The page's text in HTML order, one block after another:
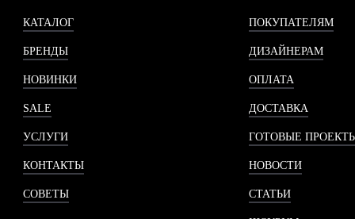
КАТАЛОГ
БРЕНДЫ
НОВИНКИ
SALE
УСЛУГИ
КОНТАКТЫ
СОВЕТЫ
ПОКУПАТЕЛЯМ
ДИЗАЙНЕРАМ
ОПЛАТА
ДОСТАВКА
ГОТОВЫЕ
НОВОСТИ
СТАТЬИ